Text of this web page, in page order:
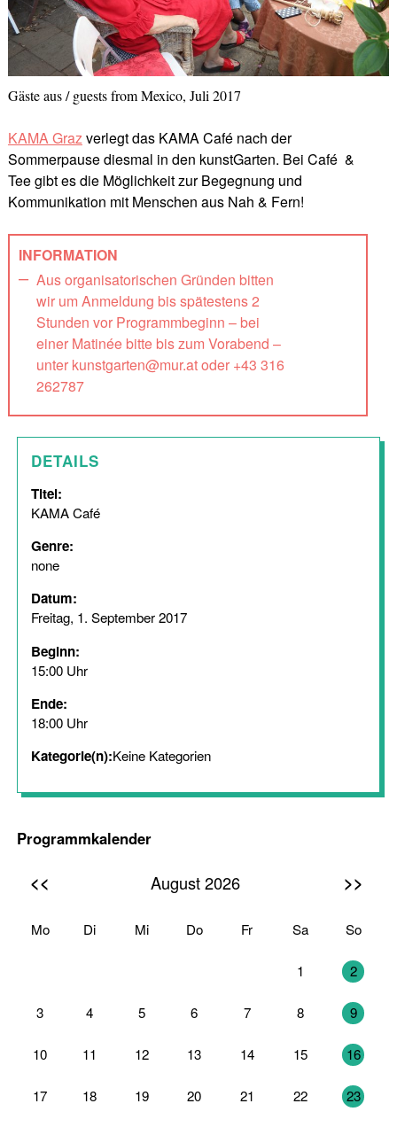
Gäste aus / guests from Mexico, Juli 2017
KAMA Grazverlegt das KAMA Café nach der
Sommerpause diesmal in den kunstGarten. Bei Café &
Tee gibt es die Möglichkeit zur Begegnung und
Kommunikation mit Menschen aus Nah & Fern!
INFORMATION
Aus organisatorischen Gründen bitten
wir um Anmeldung bis spätestens 2
Stunden vor Programmbeginn – bei
einer Matinée bitte bis zum Vorabend –
unter kunstgarten@mur.at oder +43 316
262787
DETAILS
Titel:
KAMA Café
Genre:
none
Datum:
Freitag, 1. September 2017
Beginn:
15:00 Uhr
Ende:
18:00 Uhr
Kategorie(n):Keine Kategorien
Programmkalender
<< August 2026 >>
Mo Di Mi Do Fr Sa So
1 2
3 4 5 6 7 8 9
10 11 12 13 14 15 16
17 18 19 20 21 22 23